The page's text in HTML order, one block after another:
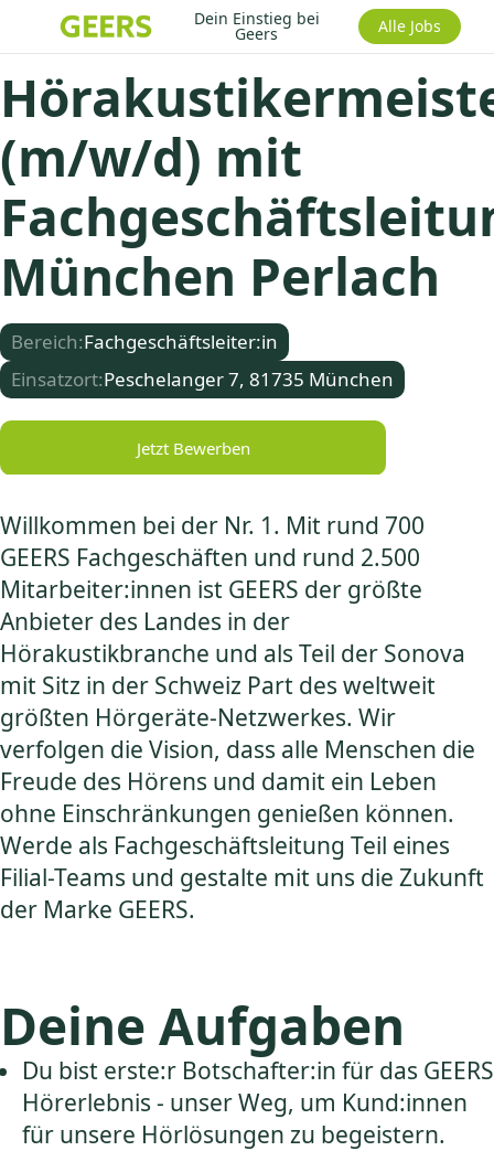
Dein Einstieg bei
Geers Alle Jobs
(m/w/d) mit
München Perlach
Bereich:Fachgeschäftsleiter:in
Einsatzort:Peschelanger 7, 81735 München
Jetzt Bewerben
Willkommen bei der Nr. 1. Mit rund 700
GEERS Fachgeschäften und rund 2.500
Mitarbeiter:innen ist GEERS der größte
Anbieter des Landes in der
Hörakustikbranche und als Teil der Sonova
mit Sitz in der Schweiz Part des weltweit
größten Hörgeräte-Netzwerkes. Wir
verfolgen die Vision, dass alle Menschen die
Freude des Hörens und damit ein Leben
ohne Einschränkungen genießen können.
Werde als Fachgeschäftsleitung Teil eines
Filial-Teams und gestalte mit uns die Zukunft
der Marke GEERS.
Deine Aufgaben
Du bist erste:r Botschafter:in für das GEERS
Hörerlebnis - unser Weg, um Kund:innen
für unsere Hörlösungen zu begeistern.